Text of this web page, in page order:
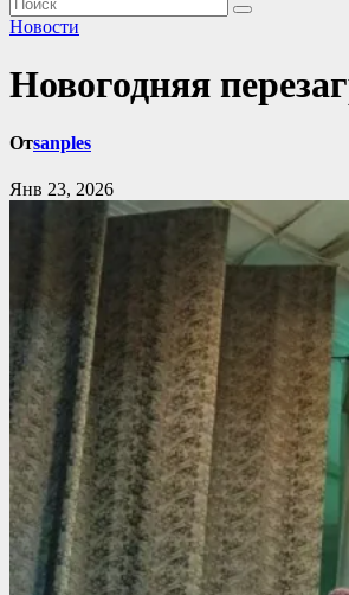
Новости
Новогодняя
Отsanples
Янв 23, 2026